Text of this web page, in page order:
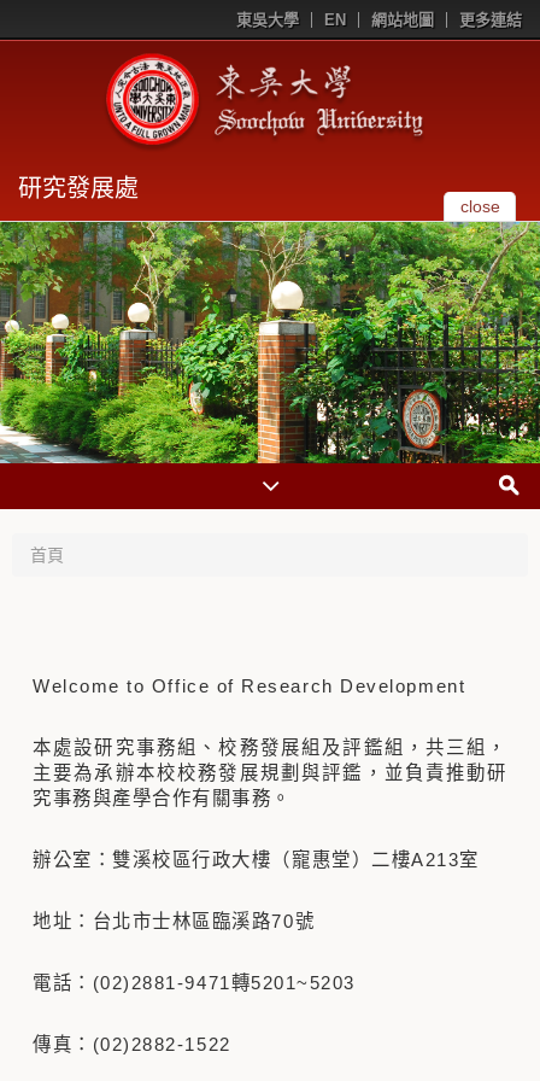
東吳大學 EN 網站地圖 更多連結
研究發展處
close
首頁
Welcome to Office of Research Development
本處設研究事務組、校務發展組及評鑑組，共三組，
主要為承辦本校校務發展規劃與評鑑，並負責推動研
究事務與產學合作有關事務。
辦公室：雙溪校區行政大樓（寵惠堂）二樓A213室
地址：台北市士林區臨溪路70號
電話：(02)2881-9471轉5201~5203
傳真：(02)2882-1522